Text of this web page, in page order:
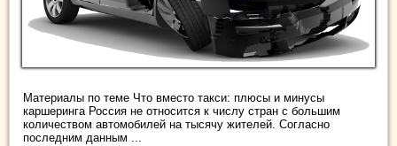
Материалы по теме Что вместо такси: плюсы и минусы
каршеринга Россия не относится к числу стран с большим
количеством автомобилей на тысячу жителей. Согласно
последним данным ...